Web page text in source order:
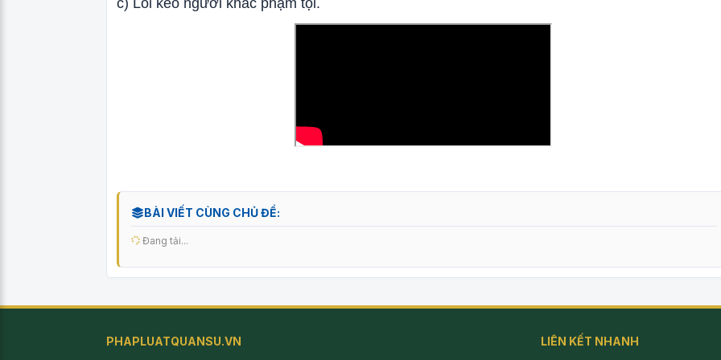
c) Lôi kéo người khác phạm tội.
BÀI VIẾT CÙNG CHỦ ĐỀ:
Đang tải...
PHAPLUATQUANSU.VN LIÊN KẾT NHANH